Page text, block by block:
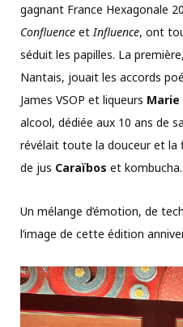
gagnant France Hexagonale
Confluence et Influence, ont
séduit les papilles. La
Nantais, jouait les accords
James VSOP et liqueurs Marie
alcool, dédiée aux 10 ans de
révélait toute la douceur et la
de jus Caraïbos et kombucha.
Un mélange d’émotion, de
l’image de cette édition